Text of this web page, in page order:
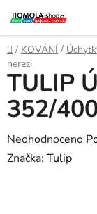
na
obsah
Domů
/ KOVÁNÍ /
nerezi
TULIP
352/
Průměrné
hodnocení
Neohodnoceno
Značka: Tulip